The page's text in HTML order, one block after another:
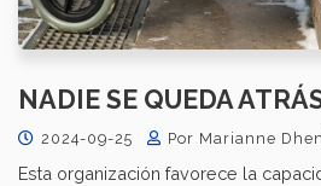
NADIE SE QUEDA
2024-09-25 Por Marianne
Esta organización favorece la